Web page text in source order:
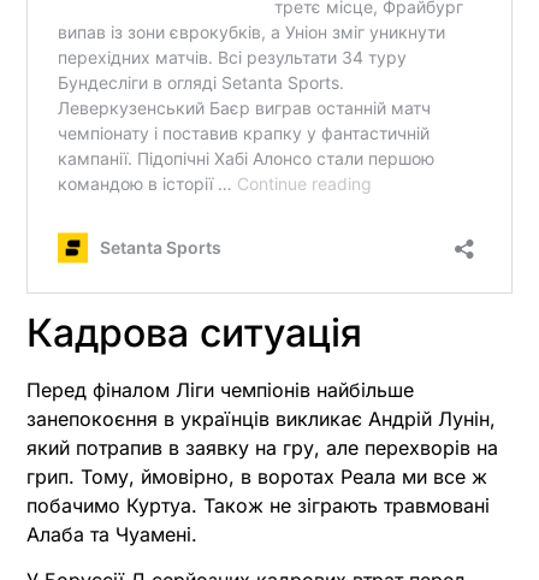
Кадрова ситуація
Перед фіналом Ліги чемпіонів найбільше
занепокоєння в українців викликає Андрій Лунін,
який потрапив в заявку на гру, але перехворів на
грип. Тому, ймовірно, в воротах Реала ми все ж
побачимо Куртуа. Також не зіграють травмовані
Алаба та Чуамені.